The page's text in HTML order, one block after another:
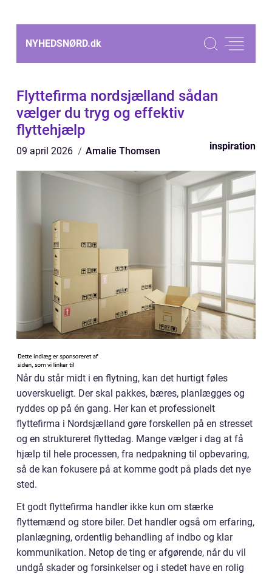
NYHEDSNØRD.dk
Flyttefirma nordsjælland sådan
vælger du tryg og effektiv
flyttehjælp
09 april 2026 Amalie Thomsen inspiration
Når du står midt i en flytning, kan det hurtigt føles
uoverskueligt. Der skal pakkes, bæres, planlægges og
ryddes op på én gang. Her kan et professionelt
flyttefirma i Nordsjælland gøre forskellen på en stresset
og en struktureret flyttedag. Mange vælger i dag at få
hjælp til hele processen, fra nedpakning til opbevaring,
så de kan fokusere på at komme godt på plads det nye
sted.
Et godt flyttefirma handler ikke kun om stærke
flyttemænd og store biler. Det handler også om erfaring,
planlægning, ordentlig behandling af indbo og klar
kommunikation. Netop de ting er afgørende, når du vil
undgå skader og forsinkelser og i stedet have en rolig